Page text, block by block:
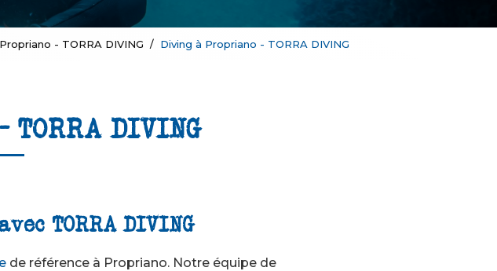
- TORRA DIVING Diving à Propriano - TORRA DIVING
DIVING
TORRA DIVING
de référence à Propriano. Notre équipe de